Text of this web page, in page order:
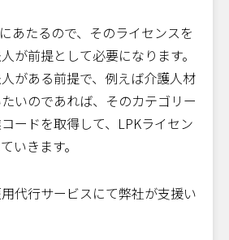
あたるので、そのライセンスを
が前提として必要になります。
がある前提で、例えば介護人材
いのであれば、そのカテゴリー
ードを取得して、LPKライセン
いきます。
代行サービスにて弊社が支援い